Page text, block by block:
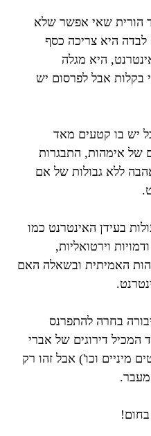
הורית שאי אפשר שלא
היא צריכה כסף
היא מגלה
בקלות אבל לפרסום יש
יש בו קטעים מאד
של אימהות, התבגרות
ללא גבולות של אם
בעידן האינטרנט כמו
וירטואליות,
האמיתית ובשאלה האם
בחרה להתפרנס
דירוגים של אברי
מיניים וכו') אבל זהו רק
בחום!